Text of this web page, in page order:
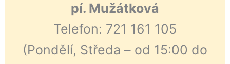
pí. Mužátková
Telefon: 721 161 105
(Pondělí, Středa – od 15:00 do